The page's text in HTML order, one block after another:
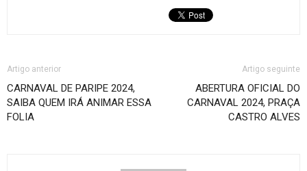
Artigo anterior
CARNAVAL DE PARIPE 2024,
SAIBA QUEM IRÁ ANIMAR ESSA
FOLIA
Artigo seguinte
ABERTURA OFICIAL DO
CARNAVAL 2024, PRAÇA
CASTRO ALVES